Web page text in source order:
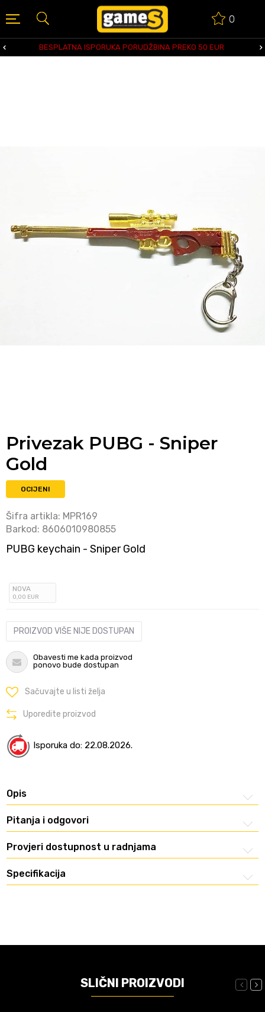
0
BESPLATNA ISPORUKA PORUDŽBINA PREKO 50 EUR
Privezak PUBG - Sniper
Gold
OCIJENI
Šifra artikla: MPR169
Barkod: 8606010980855
PUBG keychain - Sniper Gold
NOVA
0,00 EUR
PROIZVOD VIŠE NIJE DOSTUPAN
Obavesti me kada proizvod
ponovo bude dostupan
Sačuvajte u listi želja
Uporedite proizvod
Isporuka do: 22.08.2026.
Opis
Pitanja i odgovori
Provjeri dostupnost u radnjama
Specifikacija
SLIČNI PROIZVODI